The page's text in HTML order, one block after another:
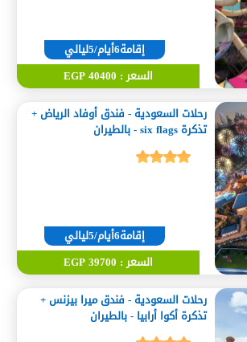
إقامة6أيام/5ليالي
السعر : 40400 EGP
رحلات السعودية - فندق أوفاد الرياض +
تذكرة six flags - بالطيران
إقامة6أيام/5ليالي
السعر : 39700 EGP
رحلات السعودية - فندق ميرا بيزنس +
تذكرة أكوا أرابيا - بالطيران